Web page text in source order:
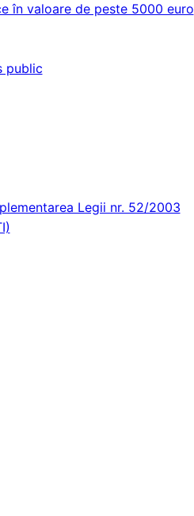
în valoare de peste 5000 euro
public
Legii nr. 52/2003